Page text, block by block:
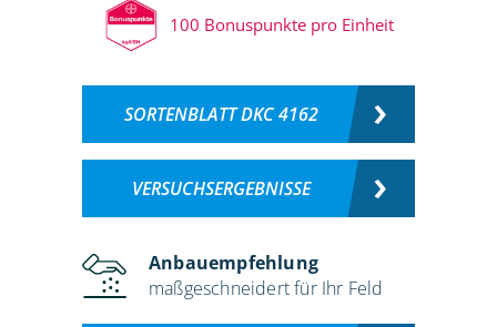
100 Bonuspunkte pro Einheit
SORTENBLATT DKC 4162
VERSUCHSERGEBNISSE
Anbauempfehlung
maßgeschneidert für Ihr Feld